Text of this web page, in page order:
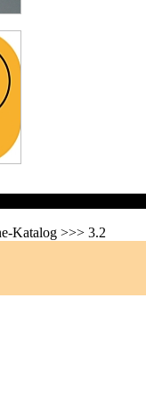
Katalog >>> 3.2